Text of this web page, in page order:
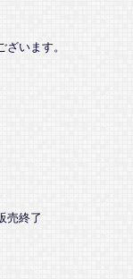
います。
売終了